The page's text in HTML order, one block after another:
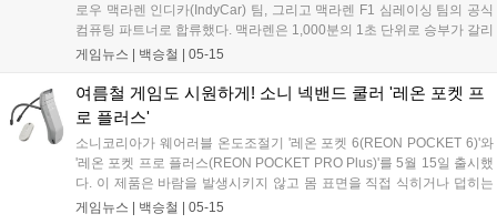
로우 맥라렌 인디카(IndyCar) 팀, 그리고 맥라렌 F1 심레이싱 팀의 공식
컴퓨팅 파트너로 합류했다. 맥라렌은 1,000분의 1초 단위로 승부가 갈리
는 모터스포츠 환경에서 데이터 기반의 빠른 의사 결정을 내리기 위해
은 향후 인텔 제온 및 코어 울트라 프로세서를 활용해 전산 유체 역학
(CFD), 공기역학 분석, 차량 동역학 시뮬레이션 등 고부하 컴퓨팅 환경
을 구축한다. 이러한 고성능 연산 기술은 실제 차량 설계뿐만 아니라 심
레이싱 선수들의 훈련 및 경기 환경에도 직접적으로 적용된다....
게임뉴스 | 백승철 | 05-15
여름철 게임도 시원하게! 소니 넥밴드 쿨러 '레온 포켓 프
로 플러스'
소니코리아가 웨어러블 온도조절기 '레온 포켓 6(REON POCKET 6)'와
'레온 포켓 프로 플러스(REON POCKET PRO Plus)'를 5월 15일 출시했
다. 이 제품은 바람을 발생시키지 않고 몸 표면을 직접 식히거나 덥히는
방식의 기기다. 물리적인 바람이 없어 팬 소음이 최소화되므로, 일상적
게임뉴스 | 백승철 | 05-15